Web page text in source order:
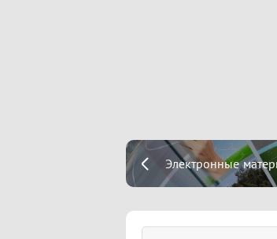
Электронные